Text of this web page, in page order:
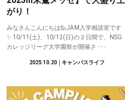
がり！
みなさんこんにちは🙋JAM入学相談室です
✨ 10/11(土)、10/12(日)の２日間で、NSG
カレッジリーグ大学園祭が開催さ ･･･
2025.10.20 │キャンパスライフ